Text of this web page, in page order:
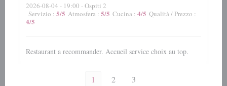
2026-08-04 - 19:00 - Ospiti 2
Servizio : 5/5 Atmosfera : 5/5 Cucina : 4/5 Qualità / Prezzo :
4/5
Restaurant a recommander. Accueil service choix au top.
1 2 3